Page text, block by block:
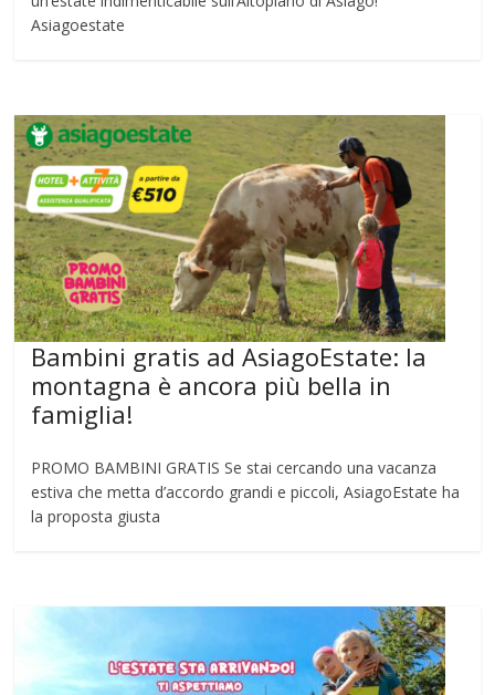
Asiagoestate
Bambini gratis ad AsiagoEstate: la
montagna è ancora più bella in
famiglia!
PROMO BAMBINI GRATIS Se stai cercando una vacanza
estiva che metta d’accordo grandi e piccoli, AsiagoEstate ha
la proposta giusta